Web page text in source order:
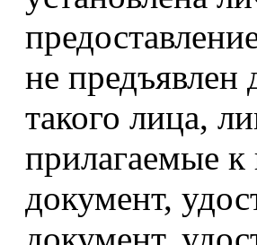
не
такого лица,
прилагаемые к
документ,